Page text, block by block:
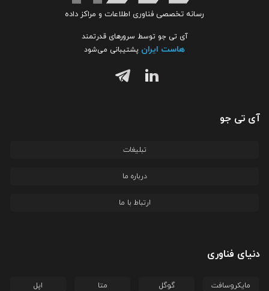
رسانه تخصصی فناوری اطلاعات و مراکز داده
آی تی جو توسط سرورهای قدرتمند
هاست ایران پشتیبانی می‌شود
آی تی جو
تبلیغات
درباره ما
ارتباط با ما
دنیای فناوری
مایکروسافت گوگل متا اپل